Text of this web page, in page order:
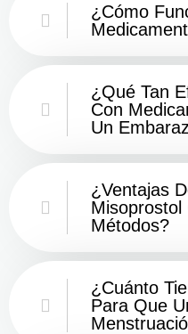
¿Cómo
¿Qué Tan
Con
Un
¿Ventajas
Métodos?
¿Cuánto
Para Que